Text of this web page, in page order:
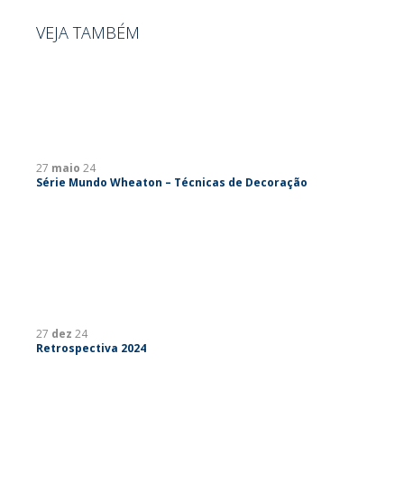
VEJA TAMBÉM
27 maio 24
Série Mundo Wheaton – Técnicas de Decoração
27 dez 24
Retrospectiva 2024